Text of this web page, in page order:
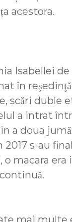
acestora.
Isabellei
în
scări duble
a intrat
a doua
s-au
o macara
mai multe